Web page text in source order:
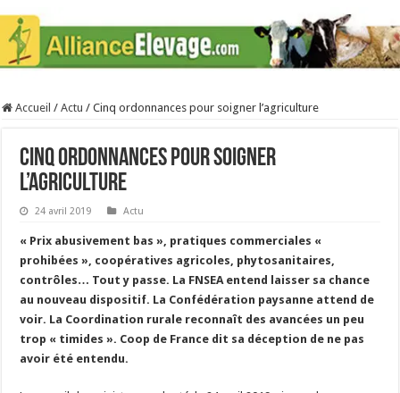
Stress thermique : quelles solutions concrètes pour protéger son troupeau ?
40 ans du Space : une présentation caprine quotidienne
La collecte de lait de chèvre confirme son rebond
Accueil / Actu / Cinq ordonnances pour soigner l’agriculture
Cinq ordonnances pour soigner
l’agriculture
24 avril 2019 Actu
« Prix abusivement bas », pratiques commerciales «
prohibées », coopératives agricoles, phytosanitaires,
contrôles… Tout y passe. La FNSEA entend laisser sa chance
au nouveau dispositif. La Confédération paysanne attend de
voir. La Coordination rurale reconnaît des avancées un peu
trop « timides ». Coop de France dit sa déception de ne pas
avoir été entendu.